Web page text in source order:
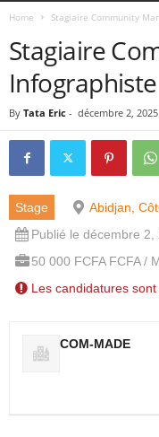
Home Stagiaire Community
Stagiaire
Infographiste
By Tata Eric - décembre 2, 2025
Stage
Abidjan,
Publié le décembre 2,
50 000 FCFA FCFA /
Les candidatures
COM-MADE